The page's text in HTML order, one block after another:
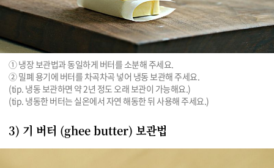
① 냉장 보관법과 동일하게 버터를 소분해 주세요.
② 밀폐 용기에 버터를 차곡차곡 넣어 냉동 보관해 주세요.
(tip. 냉동 보관하면 약 2년 정도 오래 보관이 가능해요.)
(tip. 냉동한 버터는 실온에서 자연 해동한 뒤 사용해 주세요.)
3) 기 버터 (ghee butter) 보관법